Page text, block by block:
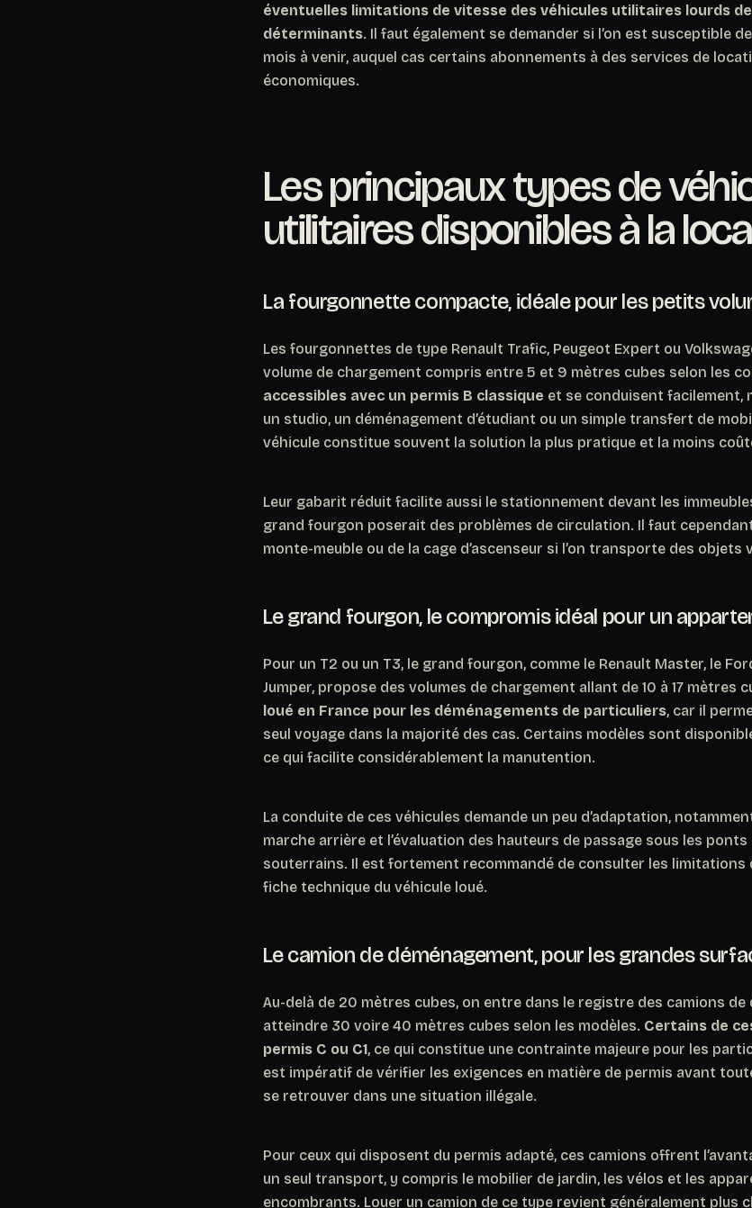
éventuelles limitations de vitesse des véhicules utilitaires lourds
déterminants. Il faut également se demander si l’on est susceptible
mois à venir, auquel cas certains abonnements à des services de
économiques.
Les principaux types de
utilitaires disponibles à la
La fourgonnette compacte, idéale pour les petits
Les fourgonnettes de type Renault Trafic, Peugeot Expert ou
volume de chargement compris entre 5 et 9 mètres cubes selon les
accessibles avec un permis B classique et se conduisent facilement,
un studio, un déménagement d’étudiant ou un simple transfert de
véhicule constitue souvent la solution la plus pratique et la moins
Leur gabarit réduit facilite aussi le stationnement devant les
grand fourgon poserait des problèmes de circulation. Il faut
monte-meuble ou de la cage d’ascenseur si l’on transporte des objets
Le grand fourgon, le compromis idéal pour un
Pour un T2 ou un T3, le grand fourgon, comme le Renault Master, le
Jumper, propose des volumes de chargement allant de 10 à 17 mètres
loué en France pour les déménagements de particuliers, car il
seul voyage dans la majorité des cas. Certains modèles sont
ce qui facilite considérablement la manutention.
La conduite de ces véhicules demande un peu d’adaptation,
marche arrière et l’évaluation des hauteurs de passage sous les
souterrains. Il est fortement recommandé de consulter les limitations
fiche technique du véhicule loué.
Le camion de déménagement, pour les grandes
Au-delà de 20 mètres cubes, on entre dans le registre des camions de
atteindre 30 voire 40 mètres cubes selon les modèles. Certains de
permis C ou C1, ce qui constitue une contrainte majeure pour les
est impératif de vérifier les exigences en matière de permis avant
se retrouver dans une situation illégale.
Pour ceux qui disposent du permis adapté, ces camions offrent
un seul transport, y compris le mobilier de jardin, les vélos et les
encombrants. Louer un camion de ce type revient généralement plus